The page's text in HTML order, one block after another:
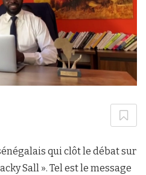
qui clôt le débat sur
Sall ». Tel est le message